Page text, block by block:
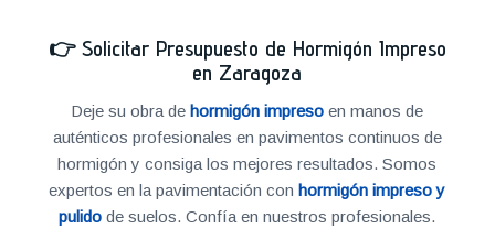
👉 Solicitar Presupuesto de Hormigón Impreso
en Zaragoza
Deje su obra dehormigón impreso en manos de
auténticos profesionales en pavimentos continuos de
hormigón y consiga los mejores resultados. Somos
expertos en la pavimentación conhormigón impreso y
pulido de suelos. Confía en nuestros profesionales.